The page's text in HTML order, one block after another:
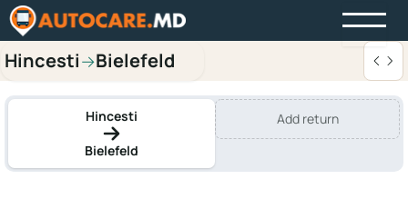
Hincesti→Bielefeld
Hincesti
Bielefeld
Add return